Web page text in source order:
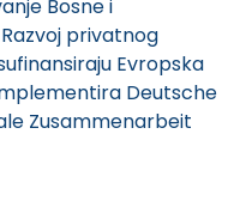
Bosne i
privatnog
Evropska
Deutsche
Zusammenarbeit